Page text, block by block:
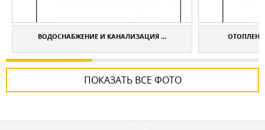
ВОДОСНАБЖЕНИЕ И КАНАЛИЗАЦИЯ ...
ПОКАЗАТЬ ВСЕ ФОТО